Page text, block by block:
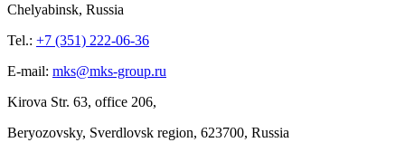
Chelyabinsk, Russia
Tel.: +7 (351) 222-06-36
E-mail: mks@mks-group.ru
Kirova Str. 63, office 206,
Beryozovsky, Sverdlovsk region, 623700, Russia